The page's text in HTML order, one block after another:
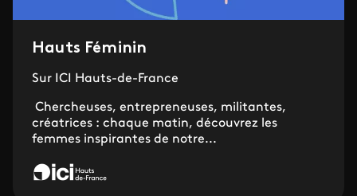
Hauts Féminin
Sur ICI Hauts-de-France
Chercheuses, entrepreneuses, militantes,
créatrices : chaque matin, découvrez les
femmes inspirantes de notre...